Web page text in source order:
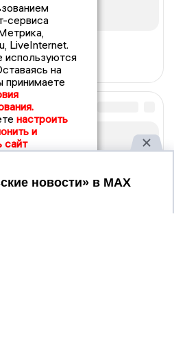
сервиса
LiveInternet.
используются
на
принимаете
настроить
и
сайт